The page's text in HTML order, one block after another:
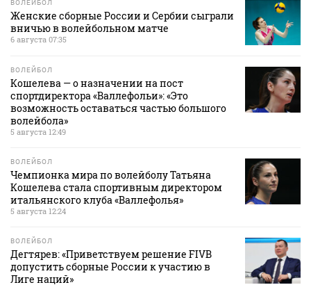
ВОЛЕЙБОЛ
Женские сборные России и Сербии сыграли
вничью в волейбольном матче
6 августа 07:35
ВОЛЕЙБОЛ
Кошелева — о назначении на пост
спортдиректора «Валлефольи»: «Это
возможность оставаться частью большого
волейбола»
5 августа 12:49
ВОЛЕЙБОЛ
Чемпионка мира по волейболу Татьяна
Кошелева стала спортивным директором
итальянского клуба «Валлефолья»
5 августа 12:24
ВОЛЕЙБОЛ
Дегтярев: «Приветствуем решение FIVB
допустить сборные России к участию в
Лиге наций»